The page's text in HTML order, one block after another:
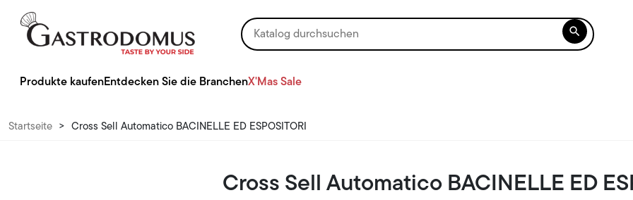

Produkte kaufenEntdecken Sie die BranchenX'Mas Sale
Startseite > Cross Sell Automatico BACINELLE ED ESPOSITORI
Cross Sell Automatico BACINELLE ED